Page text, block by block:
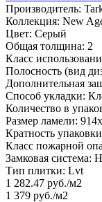
Производитель:
Коллекция: New
Цвет: Серый
Общая толщина: 2
Класс
Полосность (вид
Дополнительная
Способ укладки:
Количество в
Размер ламели:
Кратность
Класс пожарной
Замковая система:
Тип плитки: Lvt
1 282.47 руб./м2
1 379 руб./м2